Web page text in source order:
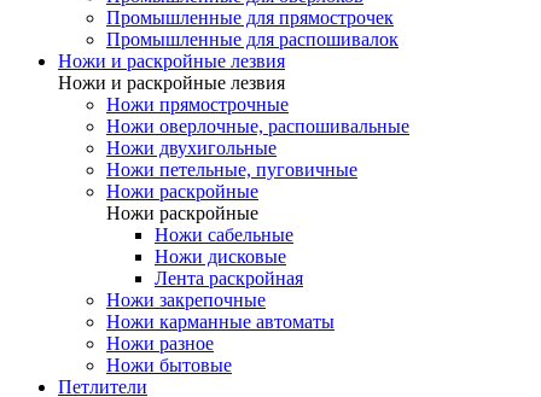
Промышленные для прямострочек
Промышленные для распошивалок
Ножи и раскройные лезвия
Ножи и раскройные лезвия
Ножи прямострочные
Ножи оверлочные, распошивальные
Ножи двухигольные
Ножи петельные, пуговичные
Ножи раскройные
Ножи раскройные
Ножи сабельные
Ножи дисковые
Лента раскройная
Ножи закрепочные
Ножи карманные автоматы
Ножи разное
Ножи бытовые
Петлители